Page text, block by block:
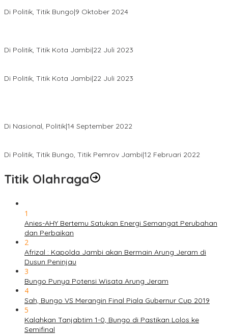
Di Politik, Titik Bungo|9 Oktober 2024
Di Politik, Titik Kota Jambi|22 Juli 2023
Di Politik, Titik Kota Jambi|22 Juli 2023
Di Nasional, Politik|14 September 2022
Di Politik, Titik Bungo, Titik Pemrov Jambi|12 Februari 2022
Titik Olahraga
1
Anies-AHY Bertemu Satukan Energi Semangat Perubahan
dan Perbaikan
2
Afrizal : Kapolda Jambi akan Bermain Arung Jeram di
Dusun Peninjau
3
Bungo Punya Potensi Wisata Arung Jeram
4
Sah, Bungo VS Merangin Final Piala Gubernur Cup 2019
5
Kalahkan Tanjabtim 1-0, Bungo di Pastikan Lolos ke
Semifinal